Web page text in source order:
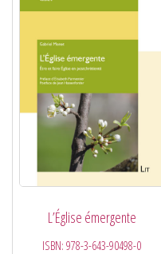
L’Église émergente
ISBN:978-3-643-90498-0